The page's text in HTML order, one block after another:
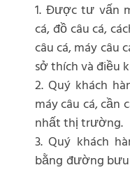
1. Được tư vấn
cá, đồ câu cá,
câu cá, máy câu
sở thích và điều
2. Quý khách
máy câu cá, cần
nhất thị trường.
3. Quý khách
bằng đường